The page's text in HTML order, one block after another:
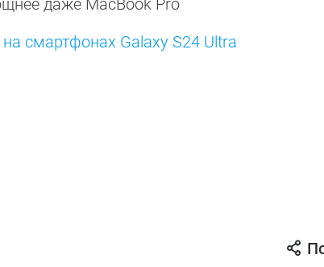
даже MacBook Pro
на смартфонах Galaxy S24 Ultra